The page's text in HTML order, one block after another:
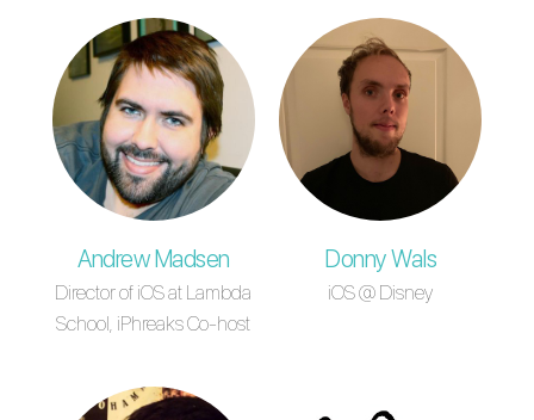
Andrew Madsen
Director of iOS at Lambda
School, iPhreaks Co-host
Donny Wals
iOS @ Disney